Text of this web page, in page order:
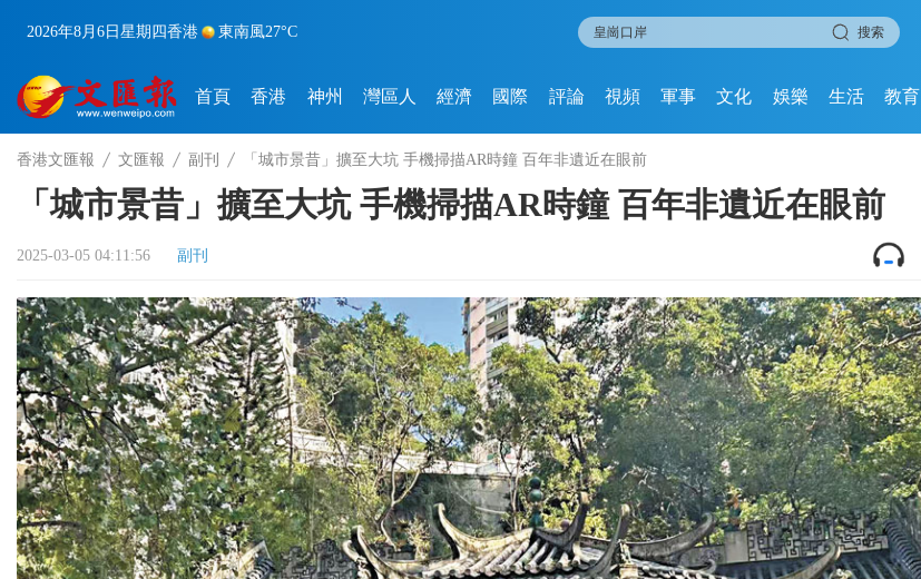
2026年8月6日 星期四香港 東南風27°C 搜索
首頁 香港 神州 灣區人 經濟 國際 評論 視頻 軍事 文化 娛樂 生活 教育
香港文匯報 文匯報 副刊 「城市景昔」擴至大坑 手機掃描AR時鐘 百年非遺近在眼前
「城市景昔」擴至大坑 手機掃描AR時鐘 百年非遺近在眼前
2025-03-05 04:11:56 副刊